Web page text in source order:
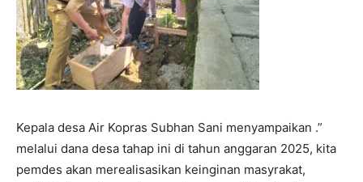
Kepala desa Air Kopras Subhan Sani menyampaikan .”
melalui dana desa tahap ini di tahun anggaran 2025, kita
pemdes akan merealisasikan keinginan masyrakat,